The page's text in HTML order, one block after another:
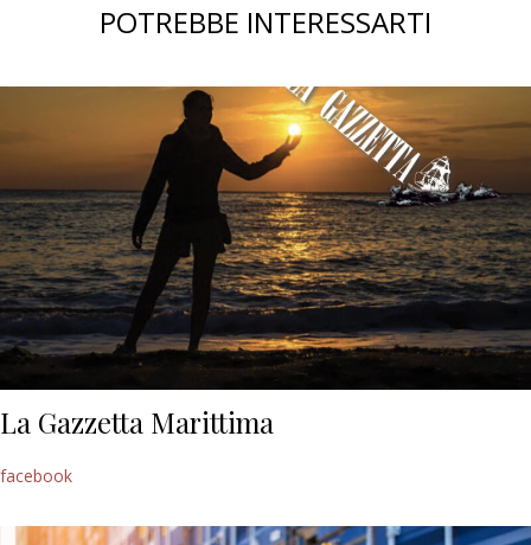
POTREBBE INTERESSARTI
La Gazzetta Marittima
facebook